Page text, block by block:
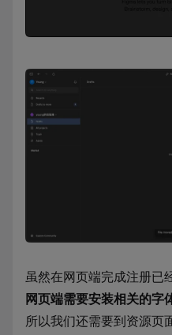
虽然在网页端完成注册已
网页端需要安装相关的字
所以我们还需要到资源页